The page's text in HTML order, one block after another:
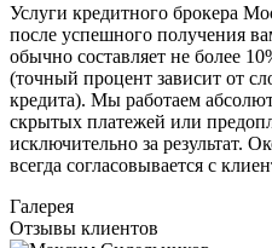
Услуги кредитного брокера
после успешного получения
обычно составляет не более
(точный процент зависит от
кредита). Мы работаем
скрытых платежей или
исключительно за результат.
всегда согласовывается с
Галерея
Отзывы клиентов